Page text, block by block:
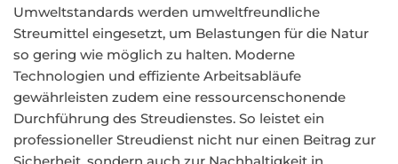
Umweltstandards werden umweltfreundliche
Streumittel eingesetzt, um Belastungen für die Natur
so gering wie möglich zu halten. Moderne
Technologien und effiziente Arbeitsabläufe
gewährleisten zudem eine ressourcenschonende
Durchführung des Streudienstes. So leistet ein
professioneller Streudienst nicht nur einen Beitrag zur